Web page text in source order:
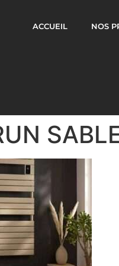
ACCUEIL NOS